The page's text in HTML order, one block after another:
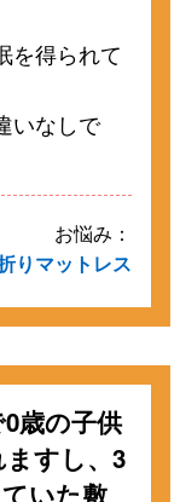
を得られて
いなしで
お悩み：
りマットレス
歳の子供
すし、3
いた敷